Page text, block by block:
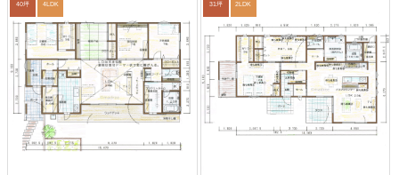
40坪 4LDK 31坪 2LDK